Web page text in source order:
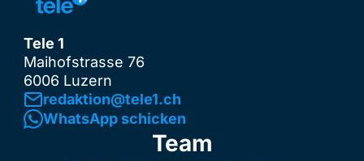
Tele 1
Maihofstrasse 76
6006 Luzern
redaktion@tele1.ch
WhatsApp schicken
Team